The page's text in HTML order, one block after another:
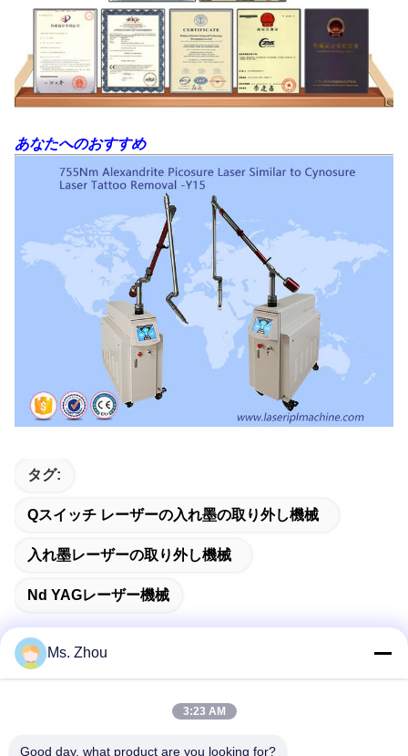
あなたへのおすすめ
タグ:
Qスイッチ レーザーの入れ墨の取り外し機械
入れ墨レーザーの取り外し機械
Nd YAGレーザー機械
住所
Ms. Zhou
3:23 AM
Good day, what product are you looking for?